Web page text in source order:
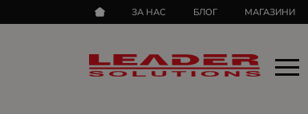
ЗА НАС БЛОГ МАГАЗИНИ